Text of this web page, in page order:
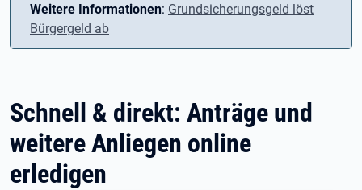
Weitere Informationen: Grundsicherungsgeld löst
Bürgergeld ab
Schnell & direkt: Anträge und
weitere Anliegen online
erledigen